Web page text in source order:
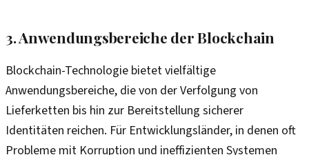
3. Anwendungsbereiche der Blockchain
Blockchain-Technologie bietet vielfältige
Anwendungsbereiche, die von der Verfolgung von
Lieferketten bis hin zur Bereitstellung sicherer
Identitäten reichen. Für Entwicklungsländer, in denen oft
Probleme mit Korruption und ineffizienten Systemen